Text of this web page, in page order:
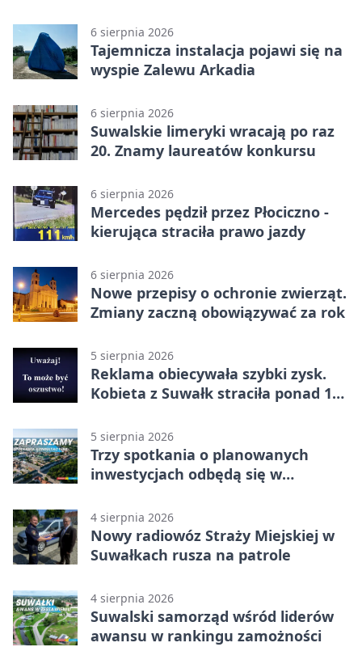
6 sierpnia 2026
Tajemnicza instalacja pojawi się na
wyspie Zalewu Arkadia
6 sierpnia 2026
Suwalskie limeryki wracają po raz
20. Znamy laureatów konkursu
6 sierpnia 2026
Mercedes pędził przez Płociczno -
kierująca straciła prawo jazdy
6 sierpnia 2026
Nowe przepisy o ochronie zwierząt.
Zmiany zaczną obowiązywać za rok
5 sierpnia 2026
Reklama obiecywała szybki zysk.
Kobieta z Suwałk straciła ponad 190
5 sierpnia 2026
Trzy spotkania o planowanych
inwestycjach odbędą się w
4 sierpnia 2026
Nowy radiowóz Straży Miejskiej w
Suwałkach rusza na patrole
4 sierpnia 2026
Suwalski samorząd wśród liderów
awansu w rankingu zamożności